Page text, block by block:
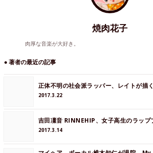
焼肉花子
肉厚な音楽が大好き。
● 著者の最近の記事
正体不明の社会派ラッパー、レイトが描
2017.3.22
吉田凜音 RINNEHIP、女子高生のラップ
2017.3.14